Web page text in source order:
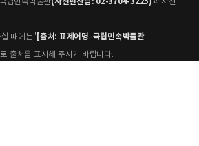
때에는 ' [출처: 표제어명–국립민속박물관
출처를 표시해 주시기 바랍니다.